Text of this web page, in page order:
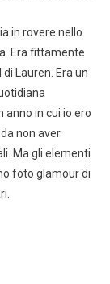
in rovere nello
Era fittamente
Lauren. Era un
in cui io ero
non aver
Ma gli elementi
foto glamour di